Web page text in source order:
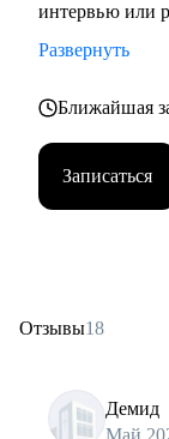
интервью или
Развернуть
Ближайшая
Записаться
Отзывы18
Демид
Май